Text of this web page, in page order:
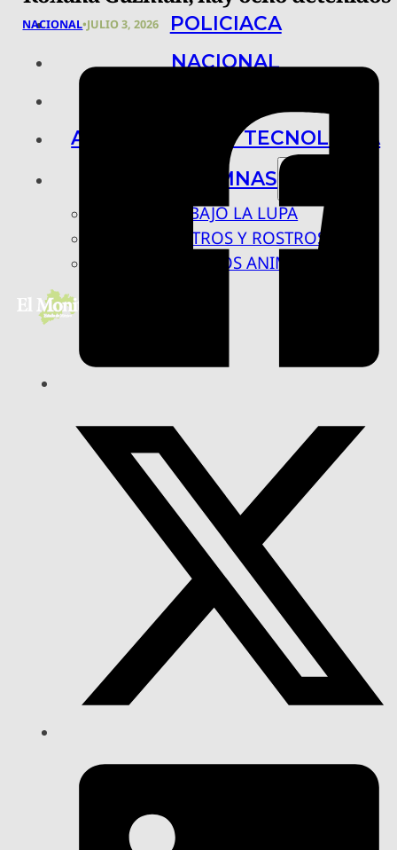
POLICIACA
NACIONAL
ARTE, CIENCIA Y TECNOLOGÍA
COLUMNAS
BAJO LA LUPA
RASTROS Y ROSTROS
VÍNCULOS ANIMALES
NACIONAL•JULIO 3, 2026